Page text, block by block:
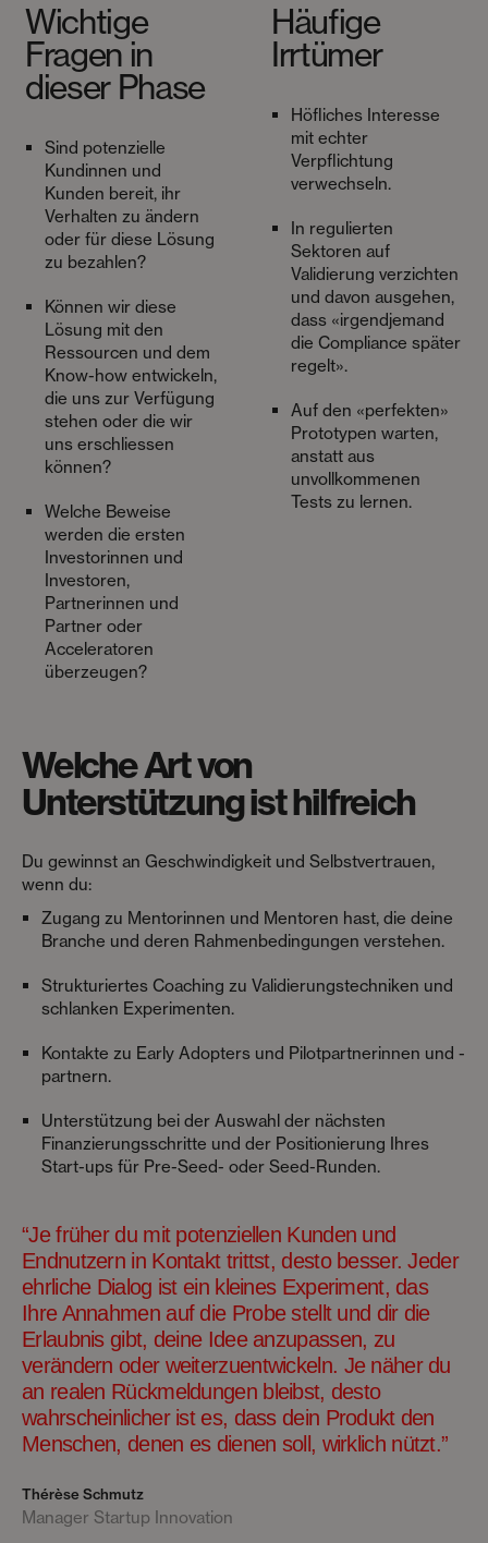
Wichtige
Fragen in
dieser Phase
Sind potenzielle
Kundinnen und
Kunden bereit, ihr
Verhalten zu ändern
oder für diese Lösung
zu bezahlen?
Können wir diese
Lösung mit den
Ressourcen und dem
Know-how entwickeln,
die uns zur Verfügung
stehen oder die wir
uns erschliessen
können?
Welche Beweise
werden die ersten
Investorinnen und
Investoren,
Partnerinnen und
Partner oder
Acceleratoren
überzeugen?
Häufige
Irrtümer
Höfliches Interesse
mit echter
Verpflichtung
verwechseln.
In regulierten
Sektoren auf
Validierung verzichten
und davon ausgehen,
dass «irgendjemand
die Compliance später
regelt».
Auf den «perfekten»
Prototypen warten,
anstatt aus
unvollkommenen
Tests zu lernen.
Welche Art von
Unterstützung ist hilfreich
Du gewinnst an Geschwindigkeit und Selbstvertrauen,
wenn du:
Zugang zu Mentorinnen und Mentoren hast, die deine
Branche und deren Rahmenbedingungen verstehen.
Strukturiertes Coaching zu Validierungstechniken und
schlanken Experimenten.
Kontakte zu Early Adopters und Pilotpartnerinnen und -
partnern.
Unterstützung bei der Auswahl der nächsten
Finanzierungsschritte und der Positionierung Ihres
Start-ups für Pre-Seed- oder Seed-Runden.
“Je früher du mit potenziellen Kunden und
Endnutzern in Kontakt trittst, desto besser. Jeder
ehrliche Dialog ist ein kleines Experiment, das
Ihre Annahmen auf die Probe stellt und dir die
Erlaubnis gibt, deine Idee anzupassen, zu
verändern oder weiterzuentwickeln. Je näher du
an realen Rückmeldungen bleibst, desto
wahrscheinlicher ist es, dass dein Produkt den
Menschen, denen es dienen soll, wirklich nützt.”
Thérèse Schmutz
Manager Startup Innovation